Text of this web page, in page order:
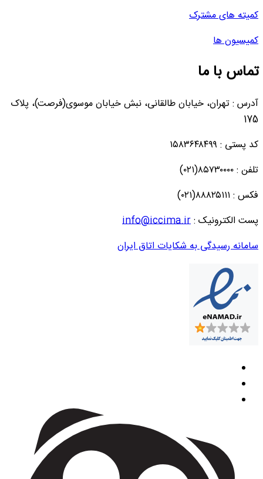
کمیته های مشترک
کمیسیون ها
تماس با ما
آدرس : تهران، خیابان طالقانی، نبش خیابان موسوی(فرصت)، پلاک
175
کد پستی : ۱۵۸۳۶۴۸۴۹۹
تلفن : ۸۵۷۳۰۰۰۰(۰۲۱)
فکس : ۸۸۸۲۵۱۱۱(۰۲۱)
پست الکترونیک :info@iccima.ir
سامانه رسیدگی به شکایات اتاق ایران